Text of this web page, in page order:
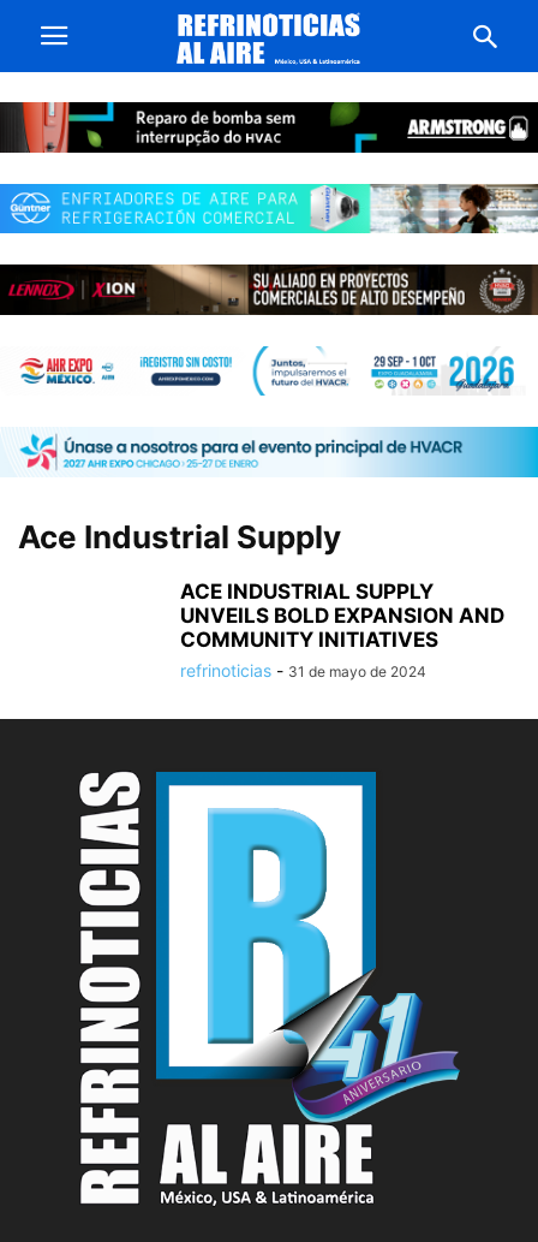
Ace Industrial Supply
ACE INDUSTRIAL SUPPLY
UNVEILS BOLD EXPANSION AND
COMMUNITY INITIATIVES
refrinoticias - 31 de mayo de 2024